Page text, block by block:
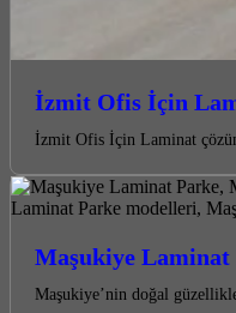
İzmit Ofis İçin
İzmit Ofis İçin Laminat
Maşukiye Laminat
Maşukiye’nin doğal